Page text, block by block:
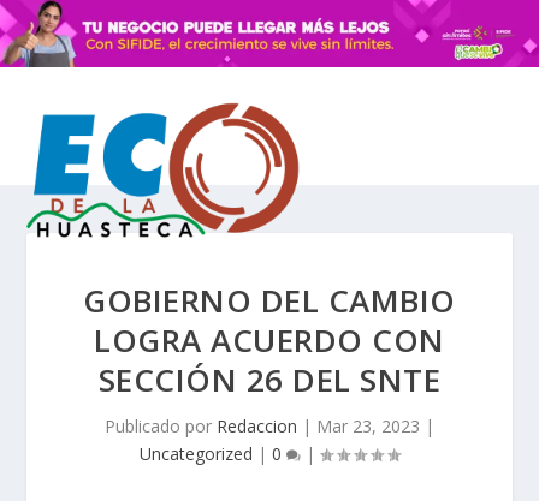
GOBIERNO DEL CAMBIO
LOGRA ACUERDO CON
SECCIÓN 26 DEL SNTE
Publicado por Redaccion | Mar 23, 2023 |
Uncategorized | 0 |